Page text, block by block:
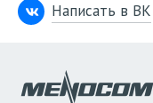
Написать в ВК